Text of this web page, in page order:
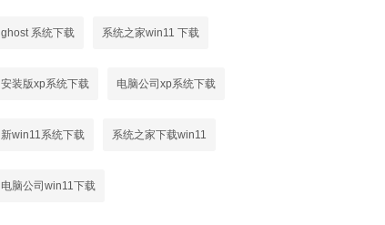
ghost 系统下载 系统之家win11 下载
安装版xp系统下载 电脑公司xp系统下载
新win11系统下载 系统之家下载win11
电脑公司win11下载